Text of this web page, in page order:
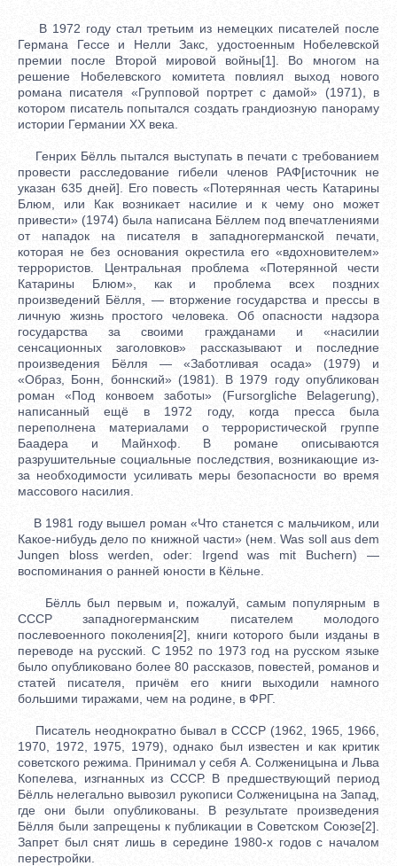
В 1972 году стал третьим из немецких писателей после
Германа Гессе и Нелли Закс, удостоенным Нобелевской
премии после Второй мировой войны[1]. Во многом на
решение Нобелевского комитета повлиял выход нового
романа писателя «Групповой портрет с дамой» (1971), в
котором писатель попытался создать грандиозную панораму
истории Германии XX века.
Генрих Бёлль пытался выступать в печати с требованием
провести расследование гибели членов РАФ[источник не
указан 635 дней]. Его повесть «Потерянная честь Катарины
Блюм, или Как возникает насилие и к чему оно может
привести» (1974) была написана Бёллем под впечатлениями
от нападок на писателя в западногерманской печати,
которая не без основания окрестила его «вдохновителем»
террористов. Центральная проблема «Потерянной чести
Катарины Блюм», как и проблема всех поздних
произведений Бёлля, — вторжение государства и прессы в
личную жизнь простого человека. Об опасности надзора
государства за своими гражданами и «насилии
сенсационных заголовков» рассказывают и последние
произведения Бёлля — «Заботливая осада» (1979) и
«Образ, Бонн, боннский» (1981). В 1979 году опубликован
роман «Под конвоем заботы» (Fursorgliche Belagerung),
написанный ещё в 1972 году, когда пресса была
переполнена материалами о террористической группе
Баадера и Майнхоф. В романе описываются
разрушительные социальные последствия, возникающие из-
за необходимости усиливать меры безопасности во время
массового насилия.
В 1981 году вышел роман «Что станется с мальчиком, или
Какое-нибудь дело по книжной части» (нем. Was soll aus dem
Jungen bloss werden, oder: Irgend was mit Buchern) —
воспоминания о ранней юности в Кёльне.
Бёлль был первым и, пожалуй, самым популярным в
СССР западногерманским писателем молодого
послевоенного поколения[2], книги которого были изданы в
переводе на русский. С 1952 по 1973 год на русском языке
было опубликовано более 80 рассказов, повестей, романов и
статей писателя, причём его книги выходили намного
большими тиражами, чем на родине, в ФРГ.
Писатель неоднократно бывал в СССР (1962, 1965, 1966,
1970, 1972, 1975, 1979), однако был известен и как критик
советского режима. Принимал у себя А. Солженицына и Льва
Копелева, изгнанных из СССР. В предшествующий период
Бёлль нелегально вывозил рукописи Солженицына на Запад,
где они были опубликованы. В результате произведения
Бёлля были запрещены к публикации в Советском Союзе[2].
Запрет был снят лишь в середине 1980-х годов с началом
перестройки.